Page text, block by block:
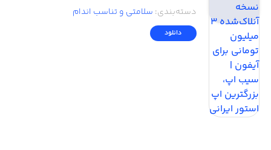
دسته‌بندی: سلامتی و تناسب اندام
دانلود